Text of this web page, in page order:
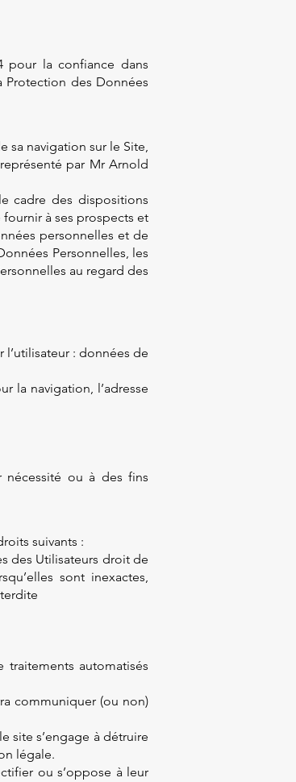
pour la confiance dans
Protection des Données
sa navigation sur le Site,
par Mr Arnold
cadre des dispositions
à ses prospects et
personnelles et de
Personnelles, les
au regard des
: données de
la navigation, l’adresse
nécessité ou à des fins
suivants :
des Utilisateurs droit de
sont inexactes,
automatisés
communiquer (ou non)
site s’engage à détruire
légale.
ou s’oppose à leur